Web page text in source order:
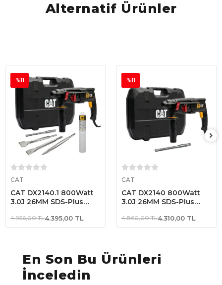
Alternatif Ürünler
CAT
CAT DX2140.1 800Watt
3.0J 26MM SDS-Plus
+ 1 Ad Delici 3 Ad Kırıcı
Uç
%11
4.956,00 TL4.395,00 TL
CAT
CAT DX2140 800Watt
3.0J 26MM SDS-Plus
+ 1 Adet Delici Uç
%11
4.860,00 TL4.310,00 TL
En Son Bu Ürünleri
İnceledin